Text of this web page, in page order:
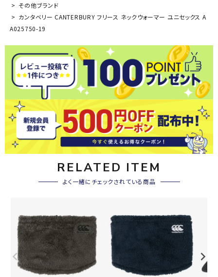
その他ブランド
カンタベリー CANTERBURY フリース ネックウォーマー ユニセックス A
A025750-19
RELATED ITEM
よく一緒にチェックされている商品